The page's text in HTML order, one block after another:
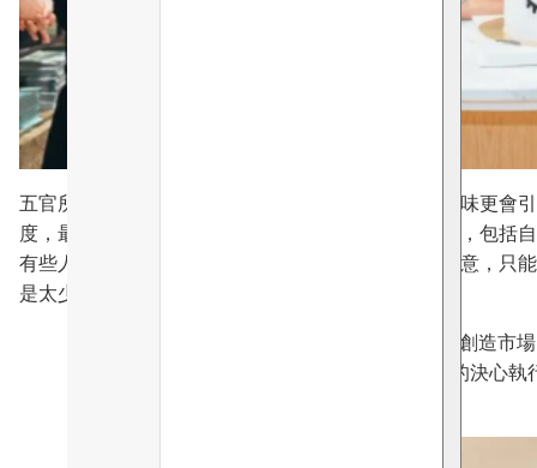
五官所接觸的每一件事物會誘發思維衝擊，遇見高品味更會
度，最後能制定一套精細的標準評核每件事、每個人，包括
有些人搞公司，做市場既有的普通商業行為，了無新意，只
是太少。
「創業就是創新，創出新的business model，創造市
市場的深層需要，一擊即中，然後以只許成功的決心執